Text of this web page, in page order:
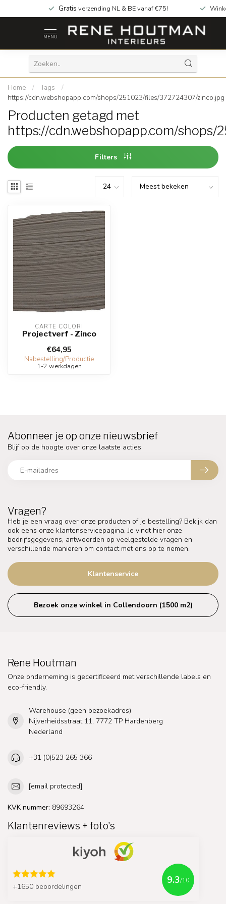
Gratis verzending NL & BE vanaf €75!
MENU
Home / Tags
/
https://cdn.webshopapp.com/shops/251023/files/372724307/zinco.jpg
Producten getagd met
https://cdn.webshopapp.com/
Filters
CARTE COLORI
Projectverf - Zinco
€64,95
Nabestelling/Productie
1-2 werkdagen
Vragen?
Heb je een vraag over onze producten of je bestelling? Bekijk dan
ook eens onze klantenservicepagina. Je vindt hier onze
bedrijfsgegevens, antwoorden op veelgestelde vragen en
verschillende manieren om contact met ons op te nemen.
Klantenservice
Bezoek onze winkel in Collendoorn (1500 m2)
Abonneer je op onze nieuwsbrief
Blijf op de hoogte over onze laatste acties
Rene Houtman
Onze onderneming is gecertificeerd met verschillende labels en
eco-friendly.
Warehouse (geen bezoekadres)
Nijverheidsstraat 11, 7772 TP Hardenberg
Nederland
+31 (0)523 265 366
[email protected]
KVK nummer: 89693264
Klantenreviews + foto's
+1650 beoordelingen
9.3/10